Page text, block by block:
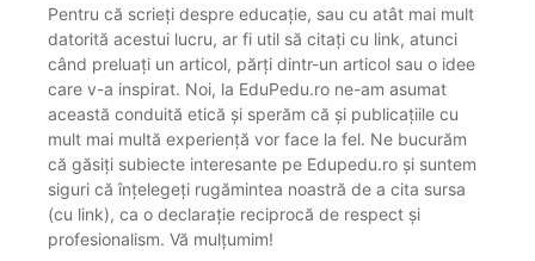
Pentru că scrieți despre educație, sau cu atât mai mult
datorită acestui lucru, ar fi util să citați cu link, atunci
când preluați un articol, părți dintr-un articol sau o idee
care v-a inspirat. Noi, la EduPedu.ro ne-am asumat
această conduită etică și sperăm că și publicațiile cu
mult mai multă experiență vor face la fel. Ne bucurăm
că găsiți subiecte interesante pe Edupedu.ro și suntem
siguri că înțelegeți rugămintea noastră de a cita sursa
(cu link), ca o declarație reciprocă de respect și
profesionalism. Vă mulțumim!